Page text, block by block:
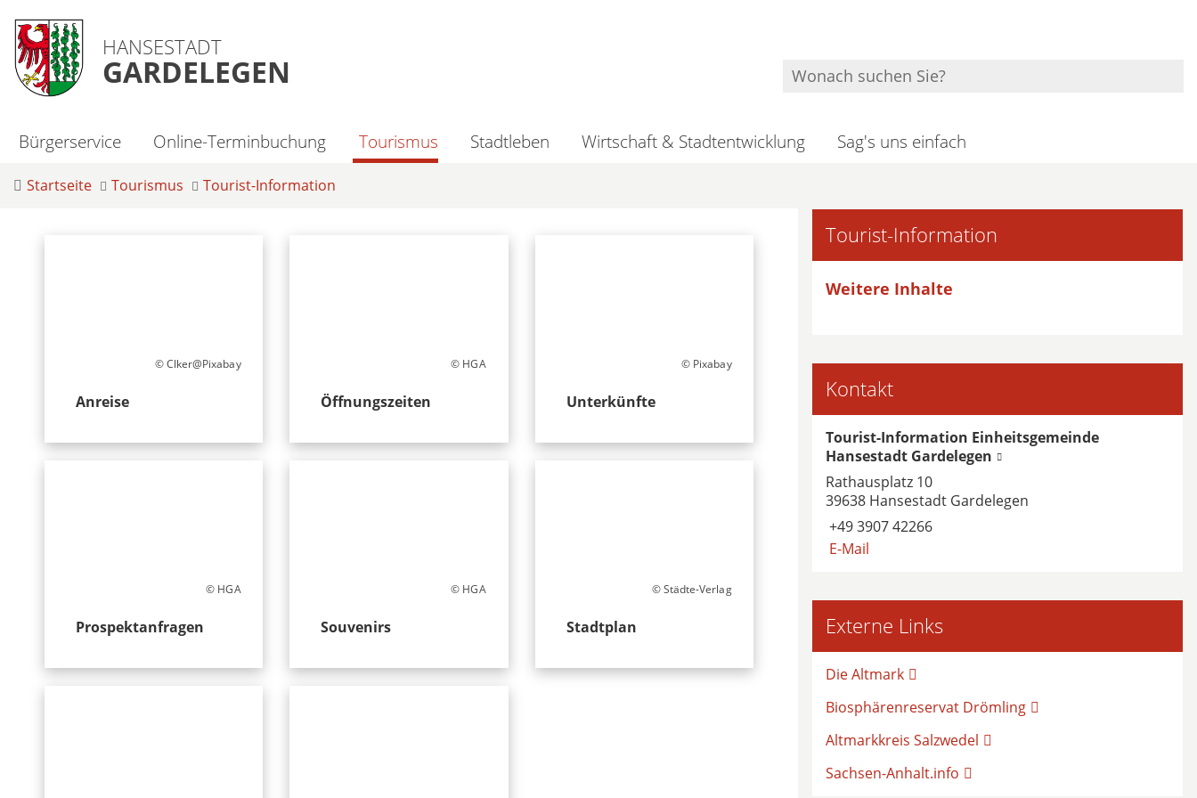
HANSESTADT
GARDELEGEN
Bürgerservice Online-Terminbuchung Tourismus Stadtleben Wirtschaft & Stadtentwicklung Sag's uns einfach
Startseite Tourismus Tourist-Information
© Clker@Pixabay
Anreise
© HGA
Öffnungszeiten
© Pixabay
Unterkünfte
© HGA
Prospektanfragen
© HGA
Souvenirs
© Städte-Verlag
Stadtplan
Tourist-Information
Weitere Inhalte
Kontakt
Tourist-Information Einheitsgemeinde
Hansestadt Gardelegen
Rathausplatz 10
39638 Hansestadt Gardelegen
+49 3907 42266
E-Mail
Externe Links
Die Altmark
Biosphärenreservat Drömling
Altmarkkreis Salzwedel
Sachsen-Anhalt.info